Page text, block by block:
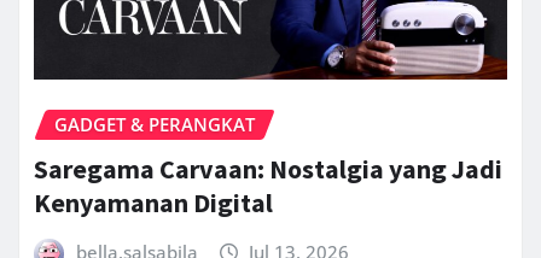
GADGET & PERANGKAT
Saregama Carvaan: Nostalgia yang Jadi
Kenyamanan Digital
bella.salsabila Jul 13, 2026